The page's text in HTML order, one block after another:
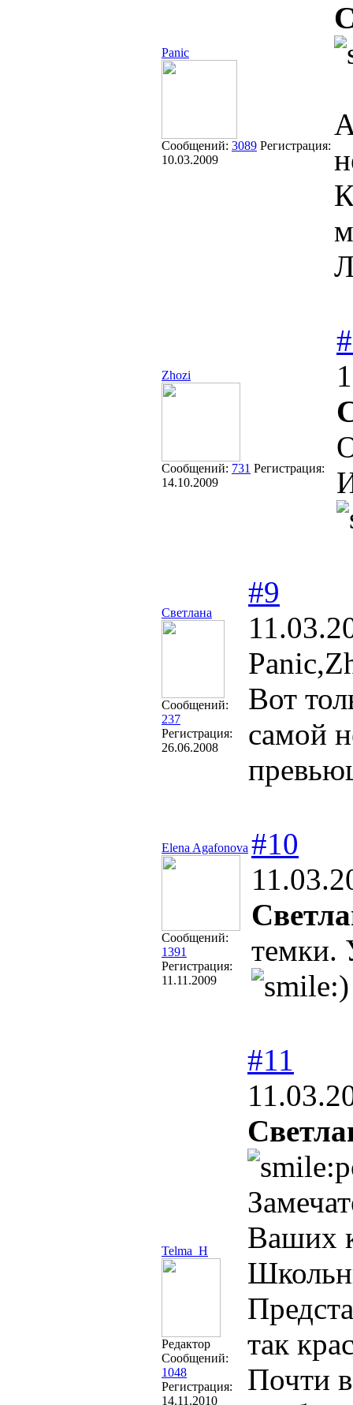
Panic
Сообщений: 3089 Регистрация:
10.03.2009
Zhozi
Сообщений: 731 Регистрация:
14.10.2009
Светлана
Сообщений:
237
Регистрация:
26.06.2008
#9
Вот
самой
Elena Agafonova
Сообщений:
1391
Регистрация:
11.11.2009
#10
темки.
Telma_H
Редактор
Сообщений:
1048
Регистрация:
14.11.2010
#11
Ваших
так
Почти